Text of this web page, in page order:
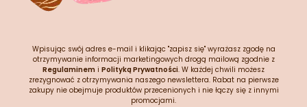
Wpisując swój adres e-mail i klikając "zapisz się" wyrażasz zgodę na
otrzymywanie informacji marketingowych drogą mailową zgodnie z
Regulaminem i Polityką Prywatności. W każdej chwili możesz
zrezygnować z otrzymywania naszego newslettera. Rabat na pierwsze
zakupy nie obejmuje produktów przecenionych i nie łączy się z innymi
promocjami.